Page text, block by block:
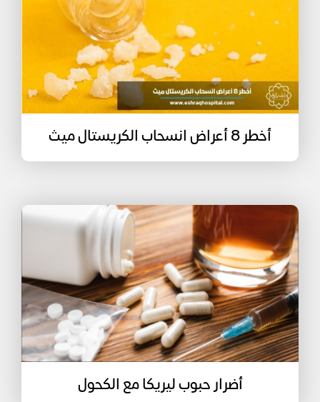
أخطر 8 أعراض انسحاب الكريستال ميث
أضرار حبوب ليريكا مع الكحول